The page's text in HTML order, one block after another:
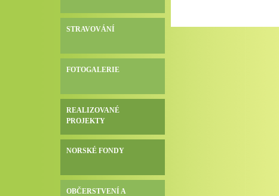
STRAVOVÁNÍ
FOTOGALERIE
REALIZOVANÉ
PROJEKTY
NORSKÉ FONDY
OBČERSTVENÍ A